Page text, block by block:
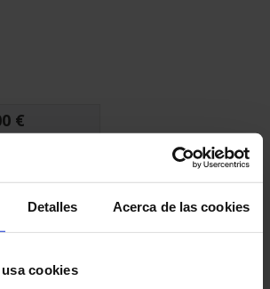
Detalles Acerca de las cookies
cookies
€
8 Schablonen